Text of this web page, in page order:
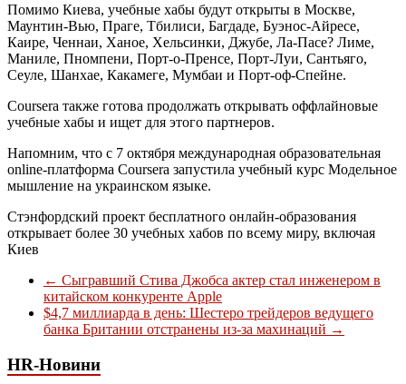
Помимо Киева, учебные хабы будут открыты в Москве,
Маунтин-Вью, Праге, Тбилиси, Багдаде, Буэнос-Айресе,
Каире, Ченнаи, Ханое, Хельсинки, Джубе, Ла-Пасе? Лиме,
Маниле, Пномпени, Порт-о-Пренсе, Порт-Луи, Сантьяго,
Сеуле, Шанхае, Какамеге, Мумбаи и Порт-оф-Спейне.
Coursera также готова продолжать открывать оффлайновые
учебные хабы и ищет для этого партнеров.
Напомним, что с 7 октября международная образовательная
online-платформа Coursera запустила учебный курс Модельное
мышление на украинском языке.
Стэнфордский проект бесплатного онлайн-образования
открывает более 30 учебных хабов по всему миру, включая
Киев
← Сыгравший Стива Джобса актер стал инженером в
китайском конкуренте Apple
$4,7 миллиарда в день: Шестеро трейдеров ведущего
банка Британии отстранены из-за махинаций →
HR-Новини